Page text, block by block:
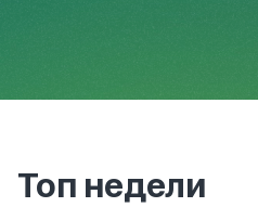
Топ недели